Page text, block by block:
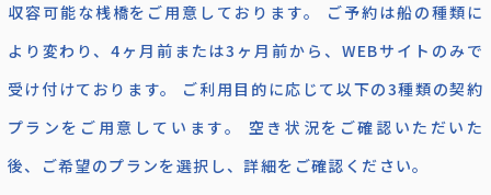
収容可能な桟橋をご用意しております。 ご予約は船の種類に
より変わり、4ヶ月前または3ヶ月前から、WEBサイトのみで
受け付けております。 ご利用目的に応じて以下の3種類の契約
プランをご用意しています。 空き状況をご確認いただいた
後、ご希望のプランを選択し、詳細をご確認ください。